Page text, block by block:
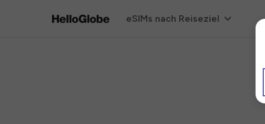
eSIMs nach Reiseziel